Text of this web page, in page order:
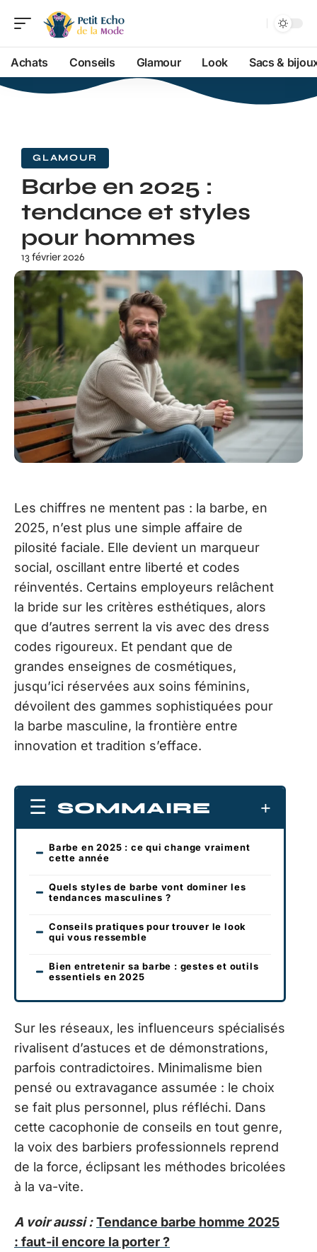
Achats Conseils Glamour Look Sacs &
GLAMOUR
Barbe en 2025 :
tendance et styles
pour hommes
13 février 2026
Les chiffres ne mentent pas : la barbe, en
2025, n’est plus une simple affaire de
pilosité faciale. Elle devient un marqueur
social, oscillant entre liberté et codes
réinventés. Certains employeurs relâchent
la bride sur les critères esthétiques, alors
que d’autres serrent la vis avec des dress
codes rigoureux. Et pendant que de
grandes enseignes de cosmétiques,
jusqu’ici réservées aux soins féminins,
dévoilent des gammes sophistiquées pour
la barbe masculine, la frontière entre
innovation et tradition s’efface.
SOMMAIRE
Barbe en 2025 : ce qui change vraiment
cette année
Quels styles de barbe vont dominer les
tendances masculines ?
Conseils pratiques pour trouver le look
qui vous ressemble
Bien entretenir sa barbe : gestes et outils
essentiels en 2025
Sur les réseaux, les influenceurs spécialisés
rivalisent d’astuces et de démonstrations,
parfois contradictoires. Minimalisme bien
pensé ou extravagance assumée : le choix
se fait plus personnel, plus réfléchi. Dans
cette cacophonie de conseils en tout genre,
la voix des barbiers professionnels reprend
de la force, éclipsant les méthodes bricolées
à la va-vite.
A voir aussi : Tendance barbe homme 2025
: faut-il encore la porter ?